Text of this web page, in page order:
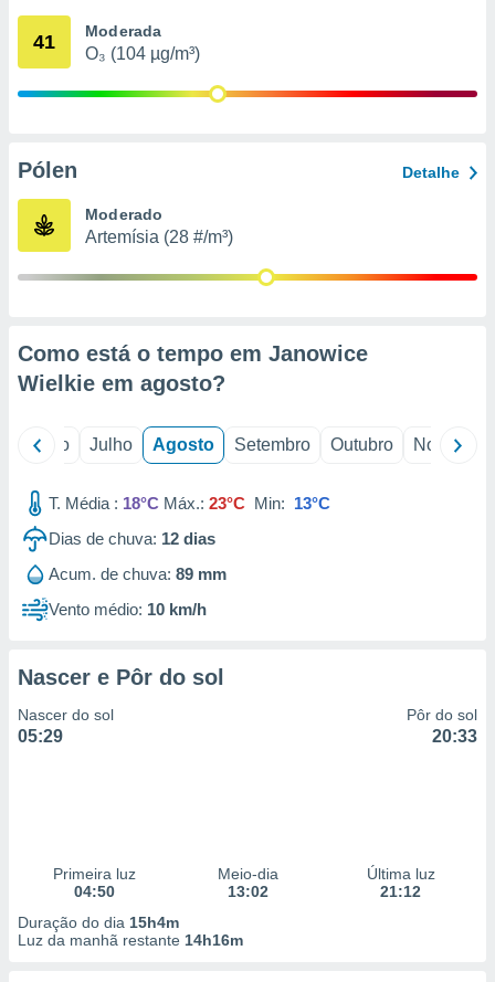
através
estudos
1199
41 Moderada
O₃ (104 µg/m³)
Pólen Detalhe
Moderado
Artemísia (28 #/m³)
Como está o tempo em Janowice
Wielkie em agosto?
Junho Julho Agosto Setembro Outubro Novembro
T. Média : 18°C Máx.: 23°C Min: 13°C
Dias de chuva: 12 dias
Acum. de chuva: 89 mm
Vento médio: 10 km/h
Nascer e Pôr do sol
Nascer do sol
05:29
Pôr do sol
20:33
Primeira luz
04:50
Meio-dia
13:02
Última luz
21:12
Duração do dia 15h4m
Luz da manhã restante 14h16m